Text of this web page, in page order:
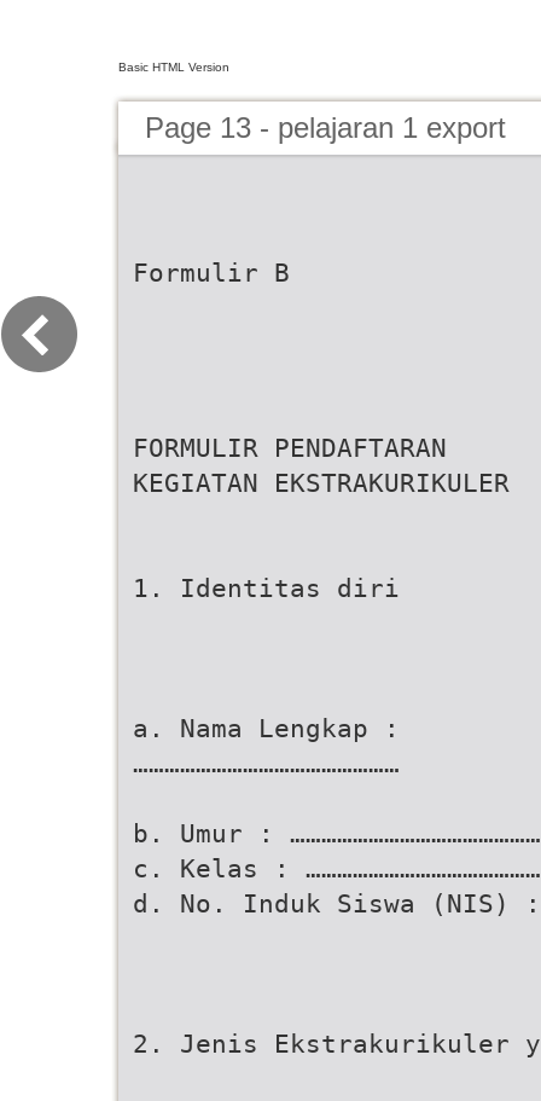
Basic HTML Version
Page 13 - pelajaran 1 export
Formulir B
FORMULIR PENDAFTARAN
KEGIATAN EKSTRAKURIKULER
1. Identitas diri
a. Nama Lengkap :
……………………………………………
b. Umur :
c. Kelas :
d. No. Induk Siswa (NIS) :
2. Jenis Ekstrakurikuler